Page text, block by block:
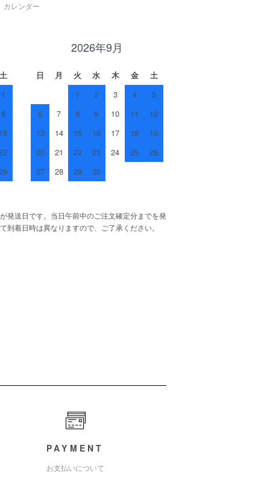
カレンダー
土
1
8
15
2026年9月
日 月 火 水 木 金
土
1
2 3 4
5
6
7 8 9 10 11
12
13
14 15 16 17 18
19
20
21 22 23 24 25
26
27
28 29 30
発送日です。当日午前中のご注文確定分までを発
到着日時は異なりますので、ご了承ください。
PAYMENT
お支払いについて